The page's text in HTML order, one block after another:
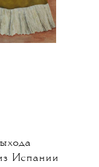
Испании